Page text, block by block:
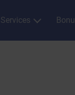
Services